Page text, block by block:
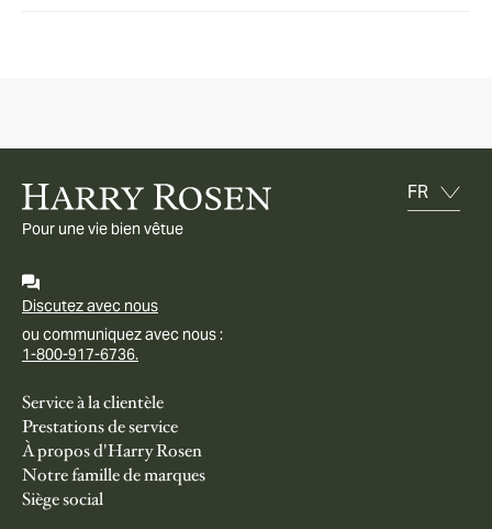
Pour une vie bien vêtue
Discutez avec nous
ou communiquez avec nous :
1-800-917-6736.
Service à la clientèle
Prestations de service
À propos d'Harry Rosen
Notre famille de marques
Siège social